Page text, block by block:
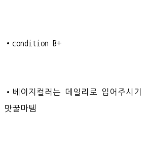
•condition B+
•베이지컬러는 데일리로 입어주시기
맛꿀마템